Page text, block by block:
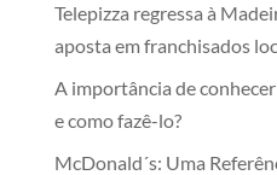
Telepizza regressa à
aposta em franchisados
A importância de
e como fazê-lo?
McDonald´s: Uma